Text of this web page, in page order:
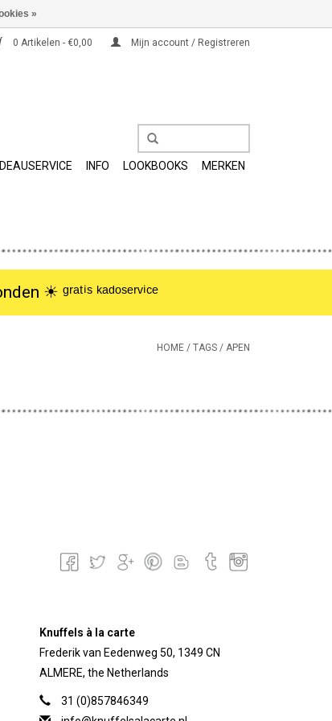
0 Artikelen - €0,00 Mijn account / Registreren
INFO LOOKBOOKS MERKEN
ᵍʳᵃᵗⁱˢ ᵏᵃᵈᵒˢᵉʳᵛⁱᶜᵉ
HOME / TAGS / APEN
Knuffels à la carte
Frederik van Eedenweg 50, 1349 CN
ALMERE, the Netherlands
31 (0)857846349
»